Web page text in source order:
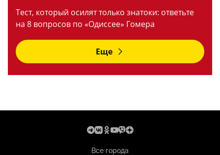
Тест, который осилят только знатоки: ответьте
на 8 вопросов по «Одиссее» Гомера
Еще
Все города